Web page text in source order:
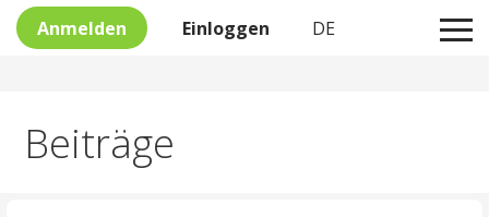
content
Anmelden Einloggen DE
Beiträge